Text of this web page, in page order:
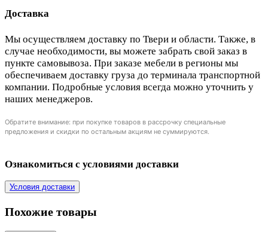
Доставка
Мы осуществляем доставку по Твери и области. Также, в
случае необходимости, вы можете забрать свой заказ в
пункте самовывоза. При заказе мебели в регионы мы
обеспечиваем доставку груза до терминала транспортной
компании. Подробные условия всегда можно уточнить у
наших менеджеров.
Обратите внимание: при покупке товаров в рассрочку специальные
предложения и скидки по остальным акциям не суммируются.
Ознакомиться с условиями доставки
Условия доставки
Похожие товары